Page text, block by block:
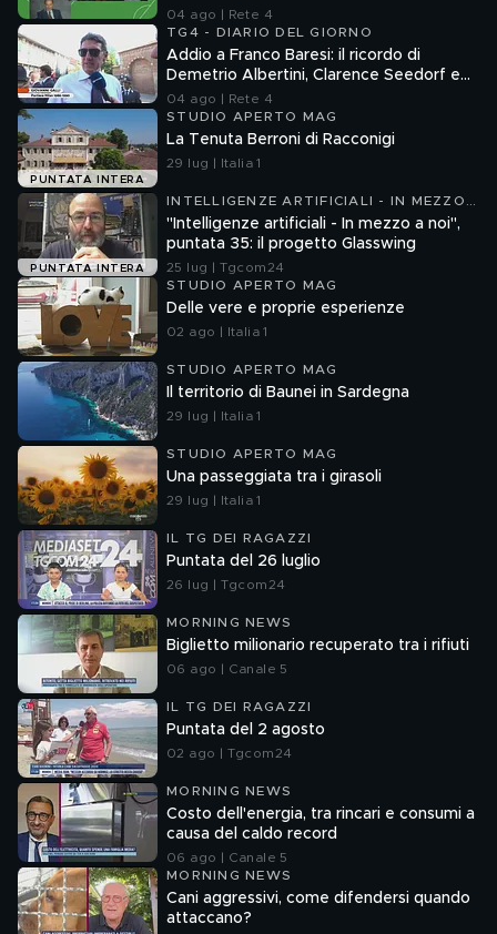
04 ago | Rete 4
TG4 - DIARIO DEL GIORNO
Addio a Franco Baresi: il ricordo di
Demetrio Albertini, Clarence Seedorf e
Giovanni Galli
04 ago | Rete 4
PUNTATA INTERA
STUDIO APERTO MAG
La Tenuta Berroni di Racconigi
29 lug | Italia 1
PUNTATA INTERA
INTELLIGENZE ARTIFICIALI - IN MEZZO
A NOI
"Intelligenze artificiali - In mezzo a noi",
puntata 35: il progetto Glasswing
25 lug | Tgcom24
STUDIO APERTO MAG
Delle vere e proprie esperienze
02 ago | Italia 1
STUDIO APERTO MAG
Il territorio di Baunei in Sardegna
29 lug | Italia 1
STUDIO APERTO MAG
Una passeggiata tra i girasoli
29 lug | Italia 1
IL TG DEI RAGAZZI
Puntata del 26 luglio
26 lug | Tgcom24
MORNING NEWS
Biglietto milionario recuperato tra i rifiuti
06 ago | Canale 5
IL TG DEI RAGAZZI
Puntata del 2 agosto
02 ago | Tgcom24
MORNING NEWS
Costo dell'energia, tra rincari e consumi a
causa del caldo record
06 ago | Canale 5
MORNING NEWS
Cani aggressivi, come difendersi quando
attaccano?